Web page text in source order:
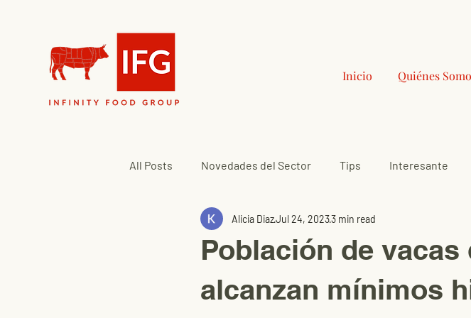
Inicio Quiénes
All Posts Novedades del Sector Tips Interesante
Población de vacas
alcanzan mínimos
Alicia DiazJul 24, 20233 min read